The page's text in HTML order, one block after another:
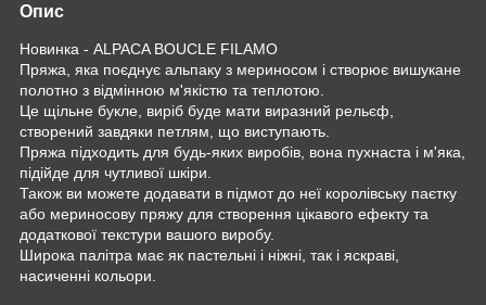
Опис
Новинка - ALPACA BOUCLE FILAMO
Пряжа, яка поєднує альпаку з мериносом і створює вишукане
полотно з відмінною м'якістю та теплотою.
Це щільне букле, виріб буде мати виразний рельєф,
створений завдяки петлям, що виступають.
Пряжа підходить для будь-яких виробів, вона пухнаста і м'яка,
підійде для чутливої шкіри.
Також ви можете додавати в підмот до неї королівську паєтку
або мериносову пряжу для створення цікавого ефекту та
додаткової текстури вашого виробу.
Широка палітра має як пастельні і ніжні, так і яскраві,
насиченні кольори.